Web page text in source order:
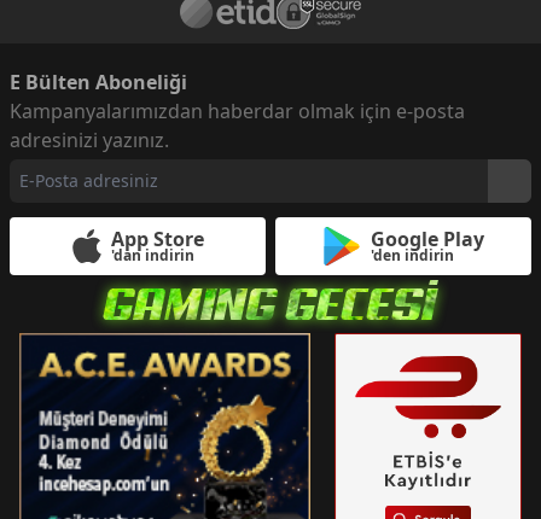
E Bülten Aboneliği
Kampanyalarımızdan haberdar olmak için e-posta
adresinizi yazınız.
App Store
'dan indirin
Google Play
'den indirin